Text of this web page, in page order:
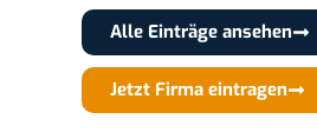
Alle Einträge ansehen
Jetzt Firma eintragen